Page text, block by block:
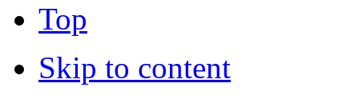
Top
Skip to content